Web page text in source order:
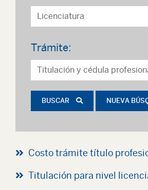
Trámite:
BUSCAR NUEVA
Costo trámite título
Titulación para nivel